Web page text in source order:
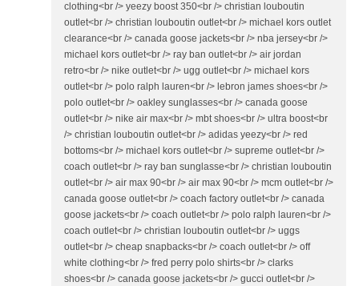
clothing<br /> yeezy boost 350<br /> christian louboutin
outlet<br /> christian louboutin outlet<br /> michael kors outlet
clearance<br /> canada goose jackets<br /> nba jersey<br />
michael kors outlet<br /> ray ban outlet<br /> air jordan
retro<br /> nike outlet<br /> ugg outlet<br /> michael kors
outlet<br /> polo ralph lauren<br /> lebron james shoes<br />
polo outlet<br /> oakley sunglasses<br /> canada goose
outlet<br /> nike air max<br /> mbt shoes<br /> ultra boost<br
/> christian louboutin outlet<br /> adidas yeezy<br /> red
bottoms<br /> michael kors outlet<br /> supreme outlet<br />
coach outlet<br /> ray ban sunglasse<br /> christian louboutin
outlet<br /> air max 90<br /> air max 90<br /> mcm outlet<br />
canada goose outlet<br /> coach factory outlet<br /> canada
goose jackets<br /> coach outlet<br /> polo ralph lauren<br />
coach outlet<br /> christian louboutin outlet<br /> uggs
outlet<br /> cheap snapbacks<br /> coach outlet<br /> off
white clothing<br /> fred perry polo shirts<br /> clarks
shoes<br /> canada goose jackets<br /> gucci outlet<br />